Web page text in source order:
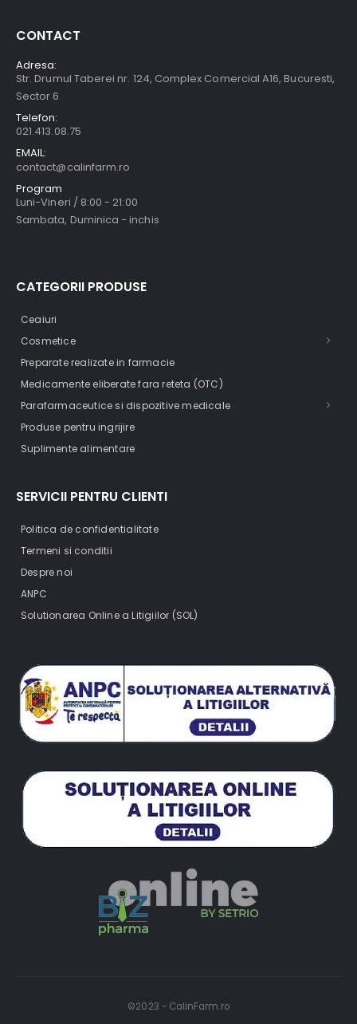
CONTACT
Adresa:
Str. Drumul Taberei nr. 124, Complex Comercial A16, Bucuresti,
Sector 6
Telefon:
021.413.08.75
EMAIL:
contact@calinfarm.ro
Program
Luni-Vineri / 8:00 - 21:00
Sambata, Duminica - inchis
CATEGORII PRODUSE
Ceaiuri
Cosmetice
Preparate realizate in farmacie
Medicamente eliberate fara reteta (OTC)
Parafarmaceutice si dispozitive medicale
Produse pentru ingrijire
Suplimente alimentare
SERVICII PENTRU CLIENTI
Politica de confidentialitate
Termeni si conditii
Despre noi
ANPC
Solutionarea Online a Litigiilor (SOL)
©2023 - CalinFarm.ro